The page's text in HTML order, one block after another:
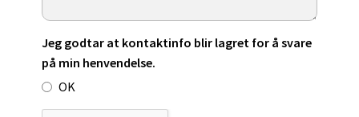
Jeg godtar at kontaktinfo blir lagret for å svare
på min henvendelse.
OK